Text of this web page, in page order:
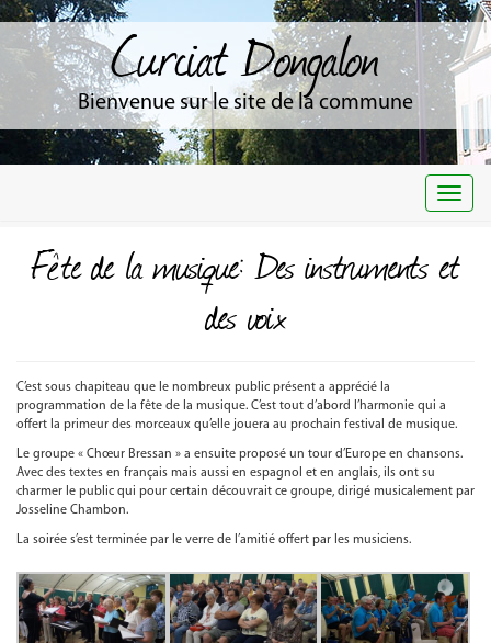
Curciat Dongalon
Bienvenue sur le site de la commune
Fête de la musique: Des instruments et
des voix
C’est sous chapiteau que le nombreux public présent a apprécié la
programmation de la fête de la musique. C’est tout d’abord l’harmonie qui a
offert la primeur des morceaux qu’elle jouera au prochain festival de musique.
Le groupe « Chœur Bressan » a ensuite proposé un tour d’Europe en chansons.
Avec des textes en français mais aussi en espagnol et en anglais, ils ont su
charmer le public qui pour certain découvrait ce groupe, dirigé musicalement par
Josseline Chambon.
La soirée s’est terminée par le verre de l’amitié offert par les musiciens.